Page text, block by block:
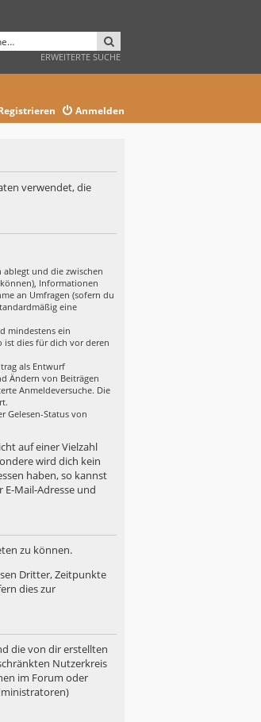
ERWEITERTE SUCHE
Anmelden
verwendet, die
ablegt und die zwischen
Informationen
an Umfragen (sofern du
eine
mindestens ein
ist dies für dich vor deren
als Entwurf
Ändern von Beiträgen
Anmeldeversuche. Die
Gelesen-Status von
auf einer Vielzahl
wird dich kein
haben, so kannst
Mail-Adresse und
zu können.
Dritter, Zeitpunkte
dies zur
die von dir erstellten
Nutzerkreis
im Forum oder